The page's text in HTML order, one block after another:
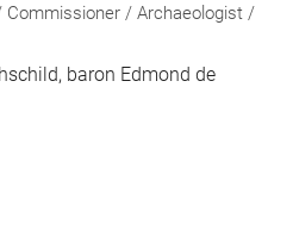
Commissioner / Archaeologist /
baron Edmond de